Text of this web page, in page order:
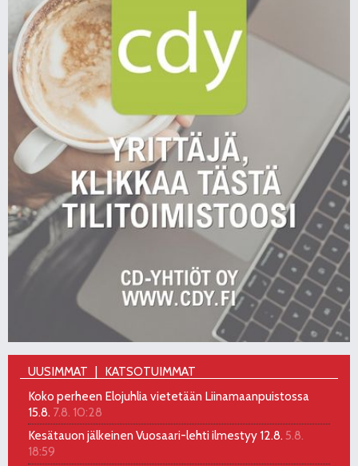
UUSIMMAT
KATSOTUIMMAT
Koko perheen Elojuhlia vietetään Liinamaanpuistossa
15.8. 7.8. 10:28
Kesätauon jälkeinen Vuosaari-lehti ilmestyy 12.8. 5.8.
18:59